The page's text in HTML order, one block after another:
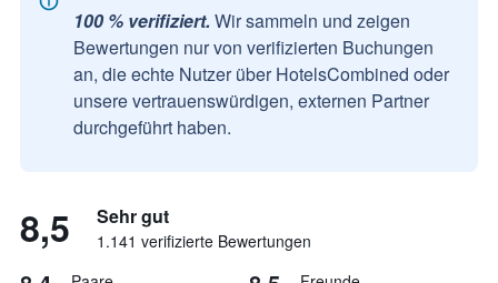
100 % verifiziert. Wir sammeln und zeigen
Bewertungen nur von verifizierten Buchungen
an, die echte Nutzer über HotelsCombined oder
unsere vertrauenswürdigen, externen Partner
durchgeführt haben.
8,5 Sehr gut
1.141 verifizierte Bewertungen